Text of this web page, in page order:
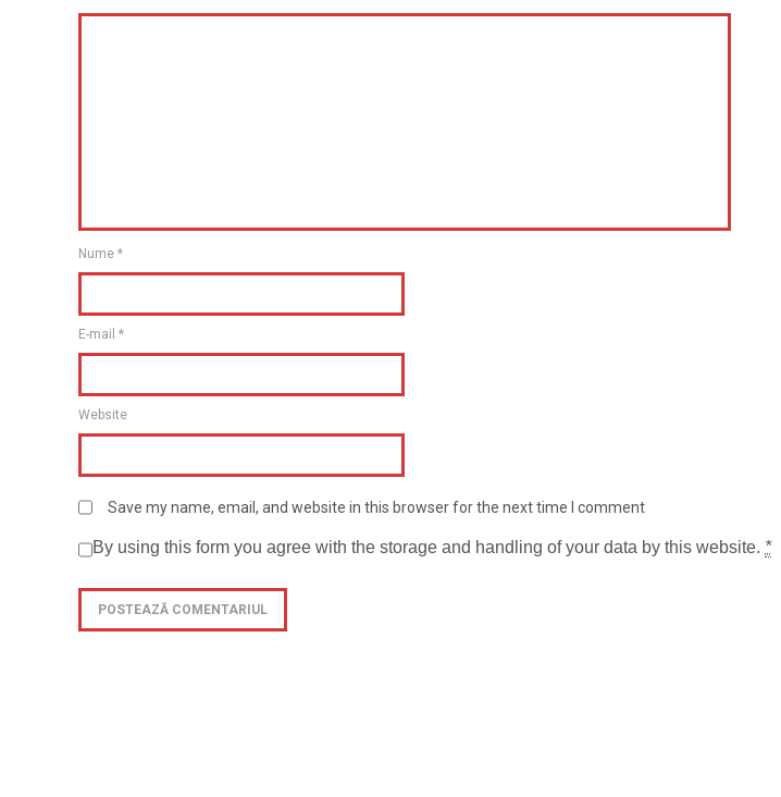
Nume *
E-mail *
Website
Save my name, email, and website in this browser for the next time I comment
By using this form you agree with the storage and handling of your data by this website. *